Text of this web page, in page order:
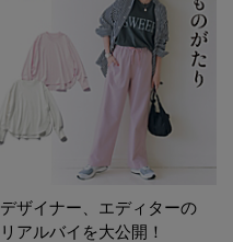
デザイナー、エディターの
リアルバイを大公開！